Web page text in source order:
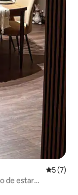
5 de
5 (7)
de estar